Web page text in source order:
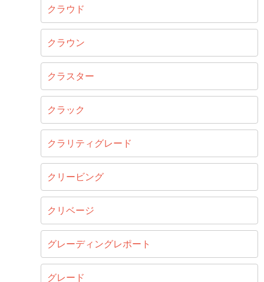
クラウド
クラウン
クラスター
クラック
クラリティグレード
クリービング
クリベージ
グレーディングレポート
グレード